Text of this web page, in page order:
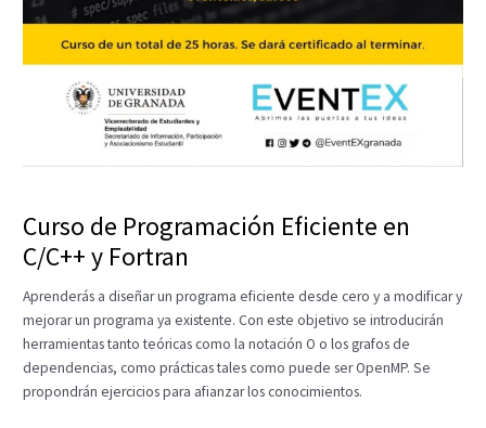
Curso de Programación Eficiente en
C/C++ y Fortran
Aprenderás a diseñar un programa eficiente desde cero y a modificar y
mejorar un programa ya existente. Con este objetivo se introducirán
herramientas tanto teóricas como la notación O o los grafos de
dependencias, como prácticas tales como puede ser OpenMP. Se
propondrán ejercicios para afianzar los conocimientos.